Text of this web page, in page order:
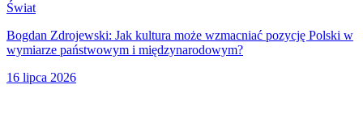
Świat
Bogdan Zdrojewski: Jak kultura może wzmacniać pozycję Polski w
wymiarze państwowym i międzynarodowym?
16 lipca 2026